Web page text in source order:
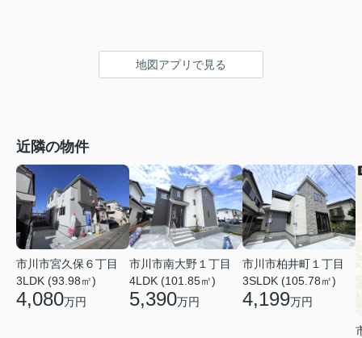
地図アプリで見る
近隣の物件
市川市宮久保６丁目
3LDK (93.98㎡)
4,080万円
市川市南大野１丁目
4LDK (101.85㎡)
5,390万円
市川市柏井町１丁目
3SLDK (105.78㎡)
4,199万円